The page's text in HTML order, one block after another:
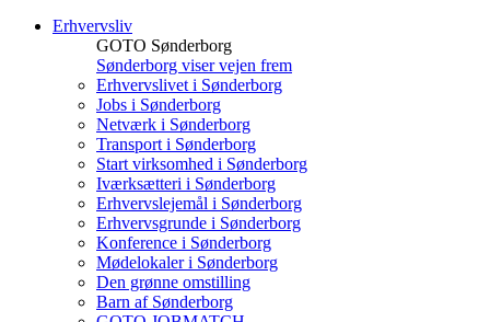
Erhvervsliv
GOTO Sønderborg
Sønderborg viser vejen frem
Erhvervslivet i Sønderborg
Jobs i Sønderborg
Netværk i Sønderborg
Transport i Sønderborg
Start virksomhed i Sønderborg
Iværksætteri i Sønderborg
Erhvervslejemål i Sønderborg
Erhvervsgrunde i Sønderborg
Konference i Sønderborg
Mødelokaler i Sønderborg
Den grønne omstilling
Barn af Sønderborg